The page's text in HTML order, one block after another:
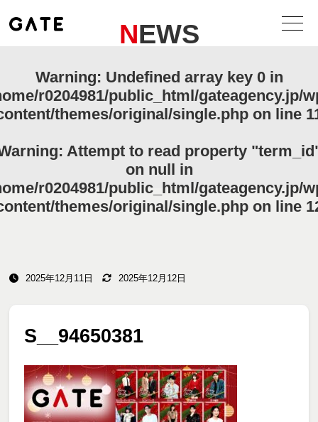
NEWS
Warning: Undefined array key 0 in
r0204981/public_html/gateagency.jp/
themes/original/single.php on line
: Attempt to read property
on null in
r0204981/public_html/gateagency.jp/
themes/original/single.phpon line
2025年12月11日 2025年12月12日
S__94650381